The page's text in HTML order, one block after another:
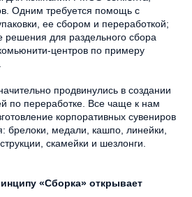
Одним требуется помощь с
ее сбором и переработкой;
для раздельного сбора
центров по примеру
продвинулись в создании
по переработке. Все чаще к нам
корпоративных сувениров
брелоки, медали, кашпо, линейки,
скамейки и шезлонги.
«Сборка» открывает